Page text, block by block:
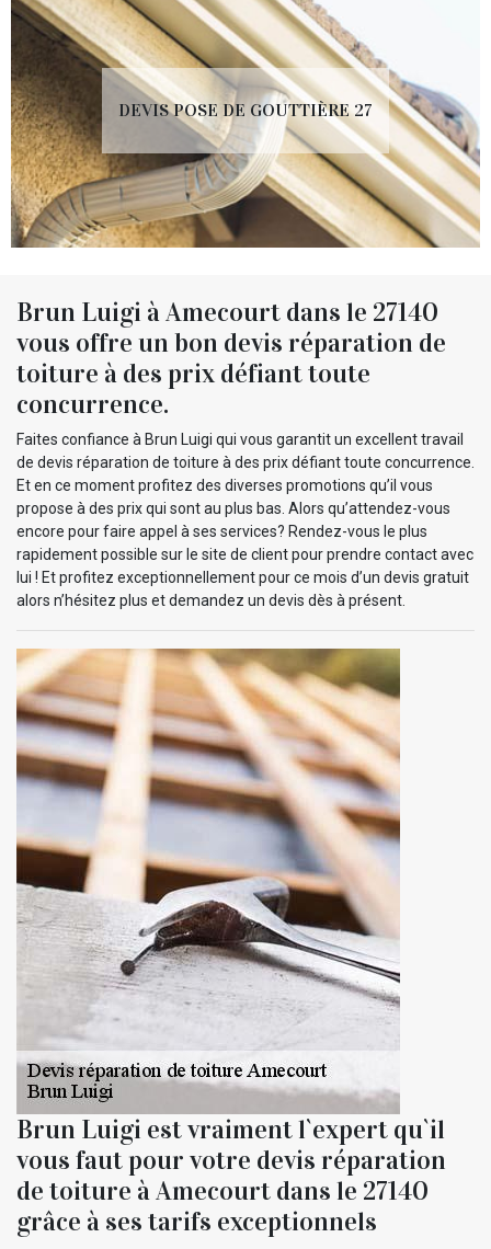
DEVIS POSE DE GOUTTIÈRE 27
Brun Luigi à Amecourt dans le 27140
vous offre un bon devis réparation de
toiture à des prix défiant toute
concurrence.
Faites confiance à Brun Luigi qui vous garantit un excellent travail
de devis réparation de toiture à des prix défiant toute concurrence.
Et en ce moment profitez des diverses promotions qu’il vous
propose à des prix qui sont au plus bas. Alors qu’attendez-vous
encore pour faire appel à ses services? Rendez-vous le plus
rapidement possible sur le site de client pour prendre contact avec
lui ! Et profitez exceptionnellement pour ce mois d’un devis gratuit
alors n’hésitez plus et demandez un devis dès à présent.
Brun Luigi est vraiment l`expert qu`il
vous faut pour votre devis réparation
de toiture à Amecourt dans le 27140
grâce à ses tarifs exceptionnels